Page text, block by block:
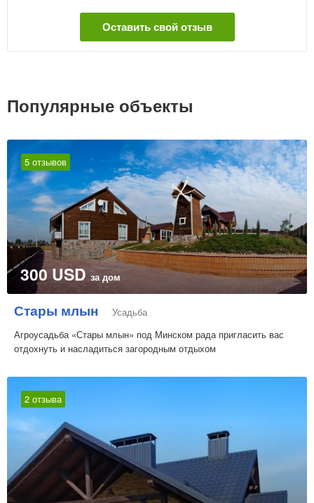
Оставить свой отзыв
Популярные объекты
5 отзывов
300 USDза дом
Стары млын
Усадьба
Агроусадьба «Стары млын» под Минском рада пригласить вас
отдохнуть и насладиться загородным отдыхом
2 отзыва